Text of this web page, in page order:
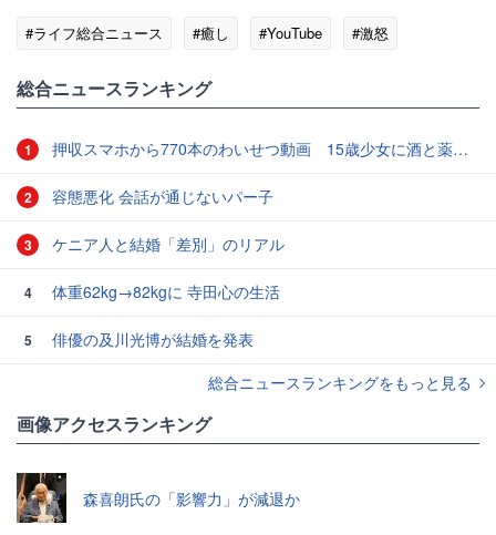
#ライフ総合ニュース #癒し #YouTube #激怒
総合ニュースランキング
1 押収スマホから770本のわいせつ動画 15歳少女に酒と薬飲ませ性的暴行か 54歳男を再逮捕 「薬もありますよ」とSNSで誘い出し
2 容態悪化 会話が通じないパー子
3 ケニア人と結婚「差別」のリアル
4 体重62kg→82kgに 寺田心の生活
5
俳優の及川光博が結婚を発表
総合ニュースランキングをもっと見る
画像アクセスランキング
森喜朗氏の「影響力」が減退か